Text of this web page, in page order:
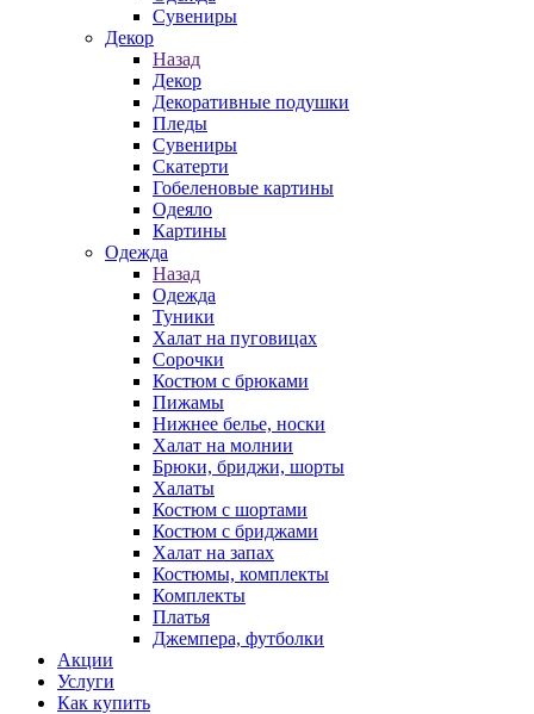
Сувениры
Декор
Назад
Декор
Декоративные подушки
Пледы
Сувениры
Скатерти
Гобеленовые картины
Одеяло
Картины
Одежда
Назад
Одежда
Туники
Халат на пуговицах
Сорочки
Костюм с брюками
Пижамы
Нижнее белье, носки
Халат на молнии
Брюки, бриджи, шорты
Халаты
Костюм с шортами
Костюм с бриджами
Халат на запах
Костюмы, комплекты
Комплекты
Платья
Джемпера, футболки
Акции
Услуги
Как купить